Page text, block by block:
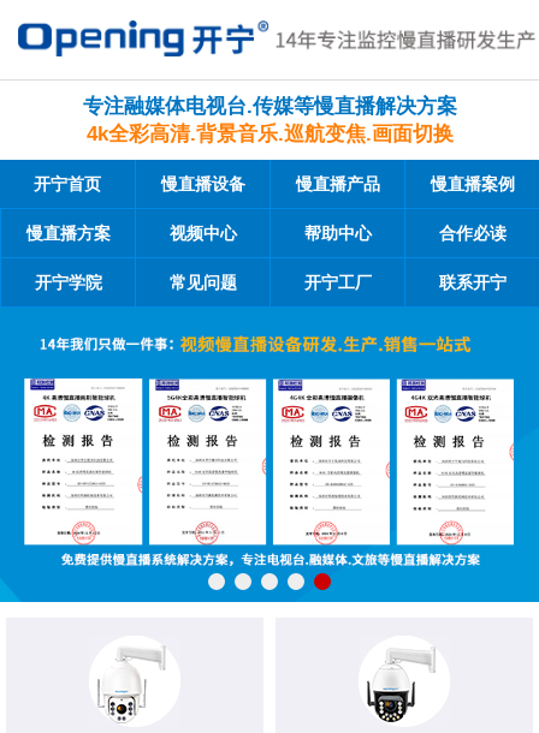
专注融媒体电视台.传媒等慢直播解决方案
4k全彩高清.背景音乐.巡航变焦.画面切换
开宁首页 慢直播设备 慢直播产品 慢直播案例
慢直播方案 视频中心 帮助中心 合作必读
开宁学院 常见问题 开宁工厂 联系开宁